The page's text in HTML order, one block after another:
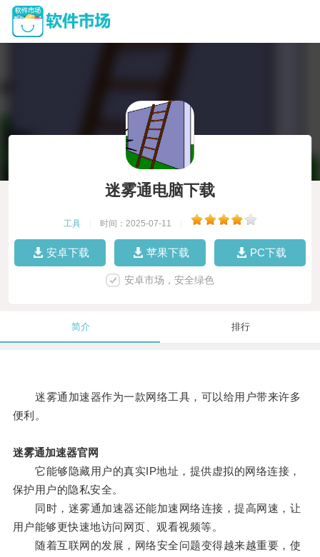
迷雾通电脑下载
工具 时间：2025-07-11
安卓下载 苹果下载 PC下载
安卓市场，安全绿色
简介 排行
迷雾通加速器作为一款网络工具，可以给用户带来许多
便利。
迷雾通加速器官网
它能够隐藏用户的真实IP地址，提供虚拟的网络连接，
保护用户的隐私安全。
同时，迷雾通加速器还能加速网络连接，提高网速，让
用户能够更快速地访问网页、观看视频等。
随着互联网的发展，网络安全问题变得越来越重要，使